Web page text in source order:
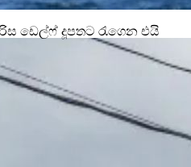
ඩෙල්ෆ් දූපතට රැගෙන එයි